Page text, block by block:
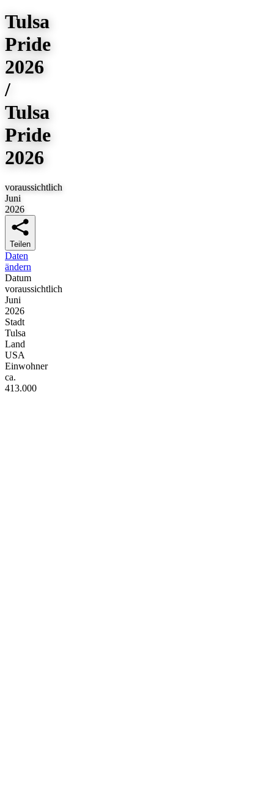
Tulsa
Pride
2026
/
Tulsa
Pride
2026
voraussichtlich
Juni
2026
Teilen
Daten
ändern
Datum
voraussichtlich
Juni
2026
Stadt
Tulsa
Land
USA
Einwohner
ca.
413.000